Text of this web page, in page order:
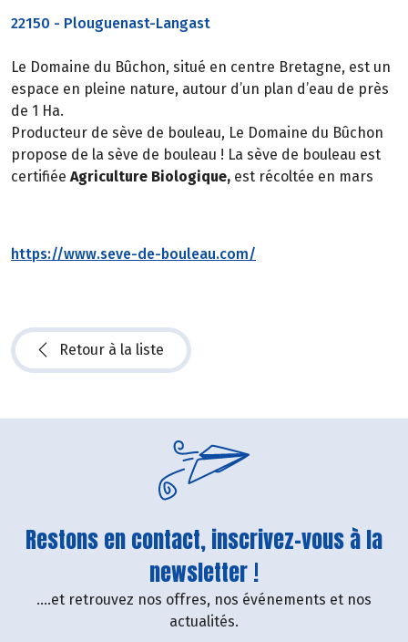
22150 - Plouguenast-Langast
Le Domaine du Bûchon, situé en centre Bretagne, est un
espace en pleine nature, autour d’un plan d’eau de près
de 1 Ha.
Producteur de sève de bouleau, Le Domaine du Bûchon
propose de la sève de bouleau ! La sève de bouleau est
certifiée Agriculture Biologique, est récoltée en mars
https://www.seve-de-bouleau.com/
Retour à la liste
Restons en contact, inscrivez-vous à la
newsletter !
....et retrouvez nos offres, nos événements et nos
actualités.